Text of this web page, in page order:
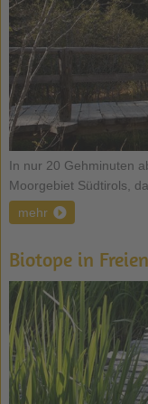
In nur 20 Gehminuten
Moorgebiet Südtirols,
mehr
Biotope in